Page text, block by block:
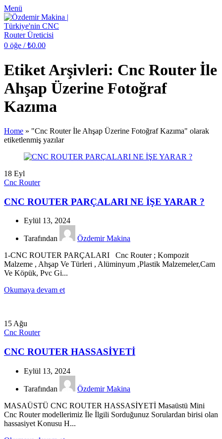
Menü
0 öğe / ₺0.00
Etiket Arşivleri: Cnc Router İle
Ahşap Üzerine Fotoğraf
Kazıma
Home » "Cnc Router İle Ahşap Üzerine Fotoğraf Kazıma" olarak
etiketlenmiş yazılar
18 Eyl
Cnc Router
CNC ROUTER PARÇALARI NE İŞE YARAR ?
Eylül 13, 2024
Tarafından
Özdemir Makina
1-CNC ROUTER PARÇALARI Cnc Router ; Kompozit
Malzeme , Ahşap Ve Türleri , Alüminyum ,Plastik Malzemeler,Cam
Ve Köpük, Pvc Gi...
Okumaya devam et
15 Ağu
Cnc Router
CNC ROUTER HASSASİYETİ
Eylül 13, 2024
Tarafından
Özdemir Makina
MASAÜSTÜ CNC ROUTER HASSASİYETİ Masaüstü Mini
Cnc Router modellerimiz İle İlgili Sorduğunuz Sorulardan birisi olan
hassasiyet Konusu H...